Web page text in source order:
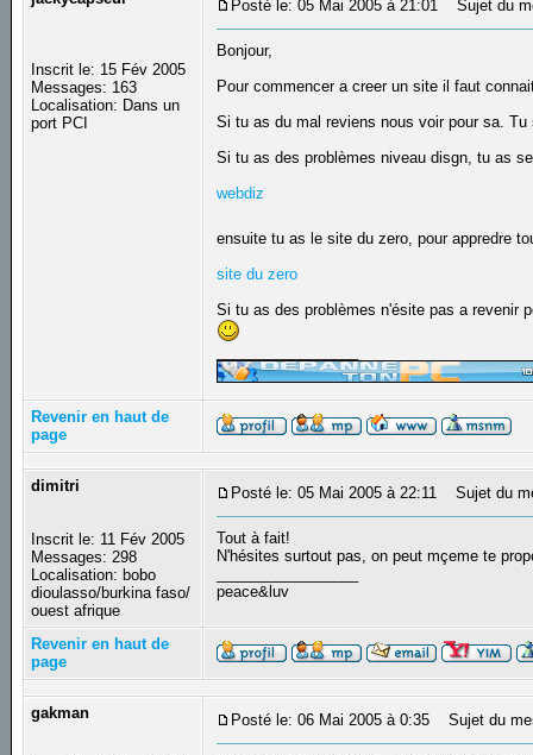
Inscrit le: 15 Fév 2005
Messages: 163
Localisation: Dans un
port PCI
Posté le: 05 Mai 2005 à 21:01 Sujet du
Bonjour,
Pour commencer a creer un site il faut
Si tu as du mal reviens nous voir pour sa.
Si tu as des problèmes niveau disgn, tu as
webdiz
ensuite tu as le site du zero, pour appredre
site du zero
Si tu as des problèmes n'ésite pas a revenir
Revenir en haut de
page
dimitri
Inscrit le: 11 Fév 2005
Messages: 298
Localisation: bobo
dioulasso/burkina faso/
ouest afrique
Posté le: 05 Mai 2005 à 22:11 Sujet du
Tout à fait!
N'hésites surtout pas, on peut mçeme te
peace&luv
Revenir en haut de
page
gakman Posté le: 06 Mai 2005 à 0:35 Sujet du